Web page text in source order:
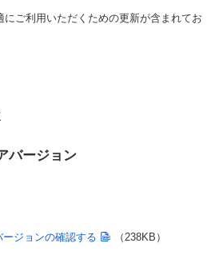
にご利用いただくための更新が含まれてお
バージョン
ジョンの確認する （238KB）